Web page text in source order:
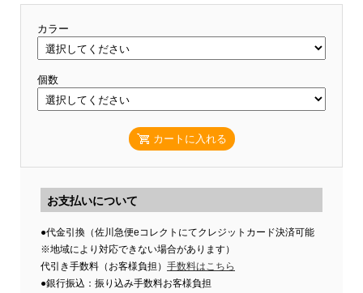
カラー
個数
カートに入れる
お支払いについて
●代金引換（佐川急便eコレクトにてクレジットカード決済可能
※地域により対応できない場合があります）
代引き手数料（お客様負担） 手数料はこちら
●銀行振込：振り込み手数料お客様負担